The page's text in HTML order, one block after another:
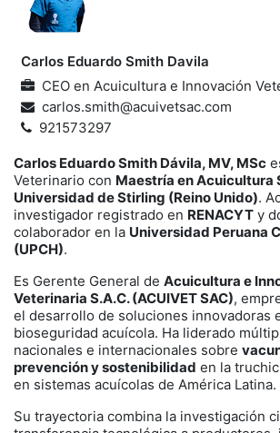
Carlos Eduardo Smith Davila
CEO en Acuicultura e Innovación
carlos.smith@acuivetsac.com
921573297
Carlos Eduardo Smith Dávila, MV, MSc
Veterinario con Maestría en Acuicultura
Universidad de Stirling (Reino Unido).
investigador registrado en RENACYT y
colaborador en la Universidad Peruana
(UPCH).
Es Gerente General de Acuicultura e
Veterinaria S.A.C. (ACUIVET SAC),
el desarrollo de soluciones innovadoras
bioseguridad acuícola. Ha liderado
nacionales e internacionales sobre
prevención y sostenibilidad en la
en sistemas acuícolas de América Latina.
Su trayectoria combina la investigación